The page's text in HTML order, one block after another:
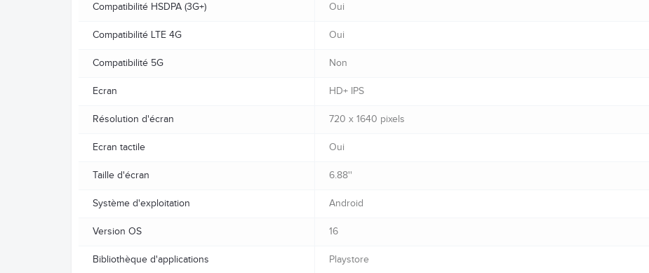
Compatibilité HSDPA (3G+) Oui
Compatibilité LTE 4G Oui
Compatibilité 5G Non
Ecran HD+ IPS
Résolution d'écran 720 x 1640 pixels
Ecran tactile Oui
Taille d'écran 6.88''
Système d'exploitation Android
Version OS 16
Bibliothèque d'applications Playstore